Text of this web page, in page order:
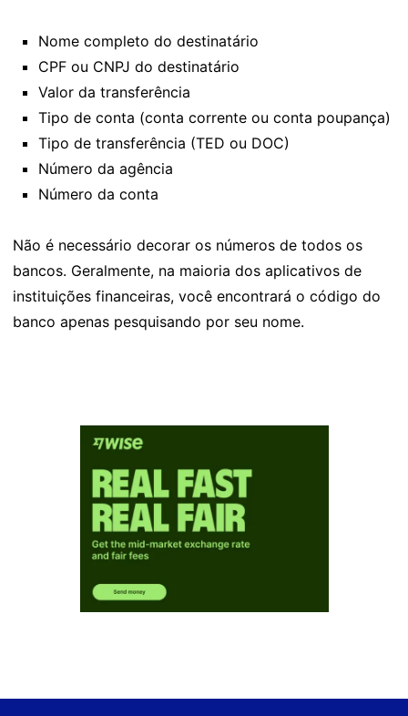
Nome completo do destinatário
CPF ou CNPJ do destinatário
Valor da transferência
Tipo de conta (conta corrente ou conta poupança)
Tipo de transferência (TED ou DOC)
Número da agência
Número da conta
Não é necessário decorar os números de todos os
bancos. Geralmente, na maioria dos aplicativos de
instituições financeiras, você encontrará o código do
banco apenas pesquisando por seu nome.